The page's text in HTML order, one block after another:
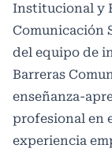
Institucional y
Comunicación
del equipo de
Barreras
enseñanza-
profesional en
experiencia